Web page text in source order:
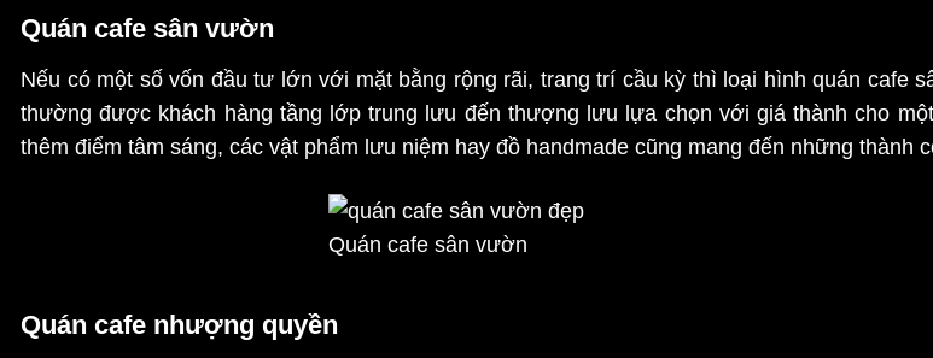
Quán cafe sân vườn
Nếu có một số vốn đầu tư lớn với mặt bằng rộng rãi, trang trí cầu kỳ thì loại hình quán cafe
thường được khách hàng tầng lớp trung lưu đến thượng lưu lựa chọn với giá thành cho
thêm điểm tâm sáng, các vật phẩm lưu niệm hay đồ handmade cũng mang đến những thành
Quán cafe sân vườn
Quán cafe nhượng quyền